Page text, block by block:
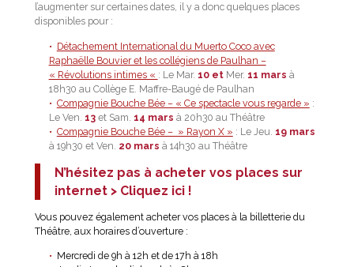
l’augmenter sur certaines dates, il y a donc quelques places
disponibles pour :
Détachement International du Muerto Coco avec
Raphaëlle Bouvier et les collégiens de Paulhan –
« Révolutions intimes « : Le Mar. 10 et Mer. 11 mars à
18h30 au Collège E. Maffre-Baugé de Paulhan
Compagnie Bouche Bée – « Ce spectacle vous regarde » :
Le Ven. 13et Sam. 14 mars à 20h30 au Théâtre
Compagnie Bouche Bée – » Rayon X » : Le Jeu. 19 mars
à 19h30 et Ven. 20 mars à 14h30 au Théâtre
N’hésitez pas à acheter vos places sur
internet > Cliquez ici !
Vous pouvez également acheter vos places à la billetterie du
Théâtre, aux horaires d’ouverture :
Mercredi de 9h à 12h et de 17h à 18h